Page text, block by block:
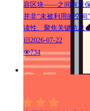
容区块——之间有意保
并非“未被利用的空
读性、聚焦关键信
2026-07-22
734